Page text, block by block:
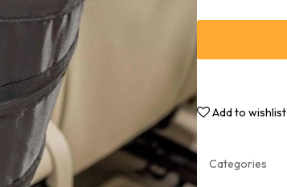
Add to wishlist
Categories